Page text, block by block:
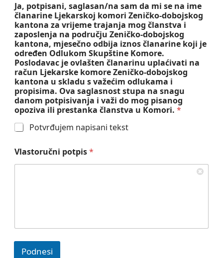
Ja, potpisani, saglasan/na sam da mi se na ime
članarine Ljekarskoj komori Zeničko-dobojskog
kantona za vrijeme trajanja mog članstva i
zaposlenja na području Zeničko-dobojskog
kantona, mjesečno odbija iznos članarine koji je
određen Odlukom Skupštine Komore.
Poslodavac je ovlašten članarinu uplaćivati na
račun Ljekarske komore Zeničko-dobojskog
kantona u skladu s važećim odlukama i
propisima. Ova saglasnost stupa na snagu
danom potpisivanja i važi do mog pisanog
opoziva ili prestanka članstva u Komori. *
Potvrđujem napisani tekst
Vlastoručni potpis*
Podnesi